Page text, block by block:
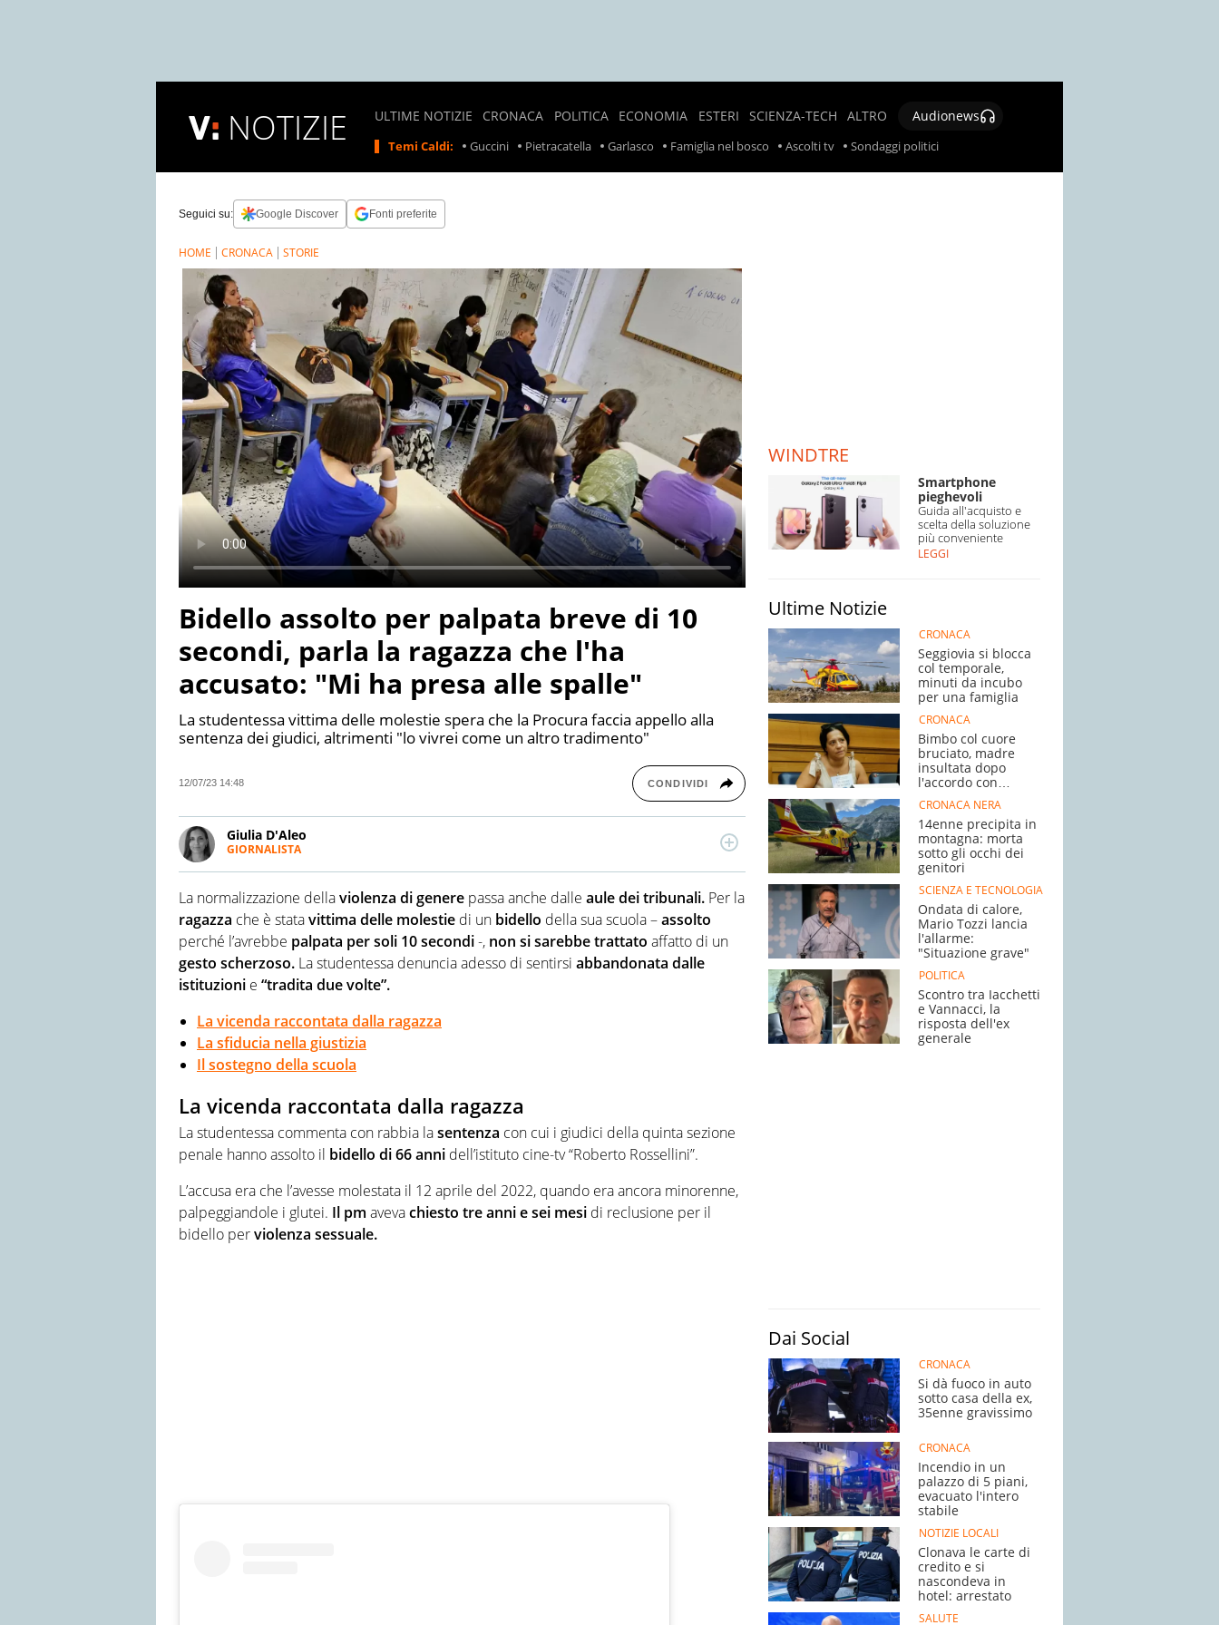
NOTIZIE ULTIME NOTIZIE
CRONACA
LOCALI
SUL
LAVORO
RITIRO
PRODOTTI
ALIMENTARI
METEO
TERREMOTI
E VULCANI
STORIE
POLITICA
POLITICI
ECONOMIA
ESTERI
ESTERA
SCIENZA-TECH
ALTRO
Audionews
Temi Caldi: Guccini Pietracatella Garlasco Famiglia nel bosco Ascolti tv Sondaggi politici
Seguici su: Google Discover Fonti preferite
HOME CRONACA STORIE
Bidello assolto per palpata breve di 10
secondi, parla la ragazza che l'ha
accusato: "Mi ha presa alle spalle"
La studentessa vittima delle molestie spera che la Procura faccia appello alla
sentenza dei giudici, altrimenti "lo vivrei come un altro tradimento"
12/07/23 14:48 CONDIVIDI
Giulia D'Aleo
GIORNALISTA
La normalizzazione dellaviolenza di genere passa anche dalle aule dei tribunali. Per la
ragazza che è statavittima delle molestie di un bidello della sua scuola –assolto
perché l’avrebbe palpata per soli 10 secondi-, non si sarebbe trattato affatto di un
gesto scherzoso. La studentessa denuncia adesso di sentirsi abbandonata dalle
istituzioni e “tradita due volte”.
La vicenda raccontata dalla ragazza
La sfiducia nella giustizia
Il sostegno della scuola
La vicenda raccontata dalla ragazza
La studentessa commenta con rabbia lasentenza con cui i giudici della quinta sezione
penale hanno assolto il bidello di 66 anni dell’istituto cine-tv “Roberto Rossellini”.
L’accusa era che l’avesse molestata il 12 aprile del 2022, quando era ancora minorenne,
palpeggiandole i glutei. Il pm avevachiesto tre anni e sei mesi di reclusione per il
bidello perviolenza sessuale.
WINDTRE
Smartphone
pieghevoli
Guida all'acquisto e
scelta della soluzione
più conveniente
LEGGI
Ultime Notizie
CRONACA
Seggiovia si blocca
col temporale,
minuti da incubo
per una famiglia
CRONACA
Bimbo col cuore
bruciato, madre
insultata dopo
l'accordo con
l'ospedale
CRONACA NERA
14enne precipita in
montagna: morta
sotto gli occhi dei
genitori
SCIENZA E TECNOLOGIA
Ondata di calore,
Mario Tozzi lancia
l'allarme:
"Situazione grave"
POLITICA
Scontro tra Iacchetti
e Vannacci, la
risposta dell'ex
generale
Dai Social
CRONACA
Si dà fuoco in auto
sotto casa della ex,
35enne gravissimo
CRONACA
Incendio in un
palazzo di 5 piani,
evacuato l'intero
stabile
NOTIZIE LOCALI
Clonava le carte di
credito e si
nascondeva in
hotel: arrestato
SALUTE